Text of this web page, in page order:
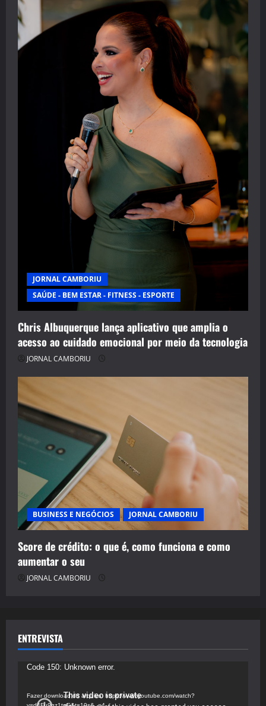
JORNAL CAMBORIU
SAÚDE - BEM ESTAR - FITNESS - ESPORTE
Chris Albuquerque lança aplicativo que amplia o
acesso ao cuidado emocional por meio da tecnologia
JORNAL CAMBORIU
BUSINESS E NEGÓCIOS JORNAL CAMBORIU
Score de crédito: o que é, como funciona e como
aumentar o seu
JORNAL CAMBORIU
ENTREVISTA
Tocador
vídeo
Code 150: Unknown error.
Fazer download do arquivo: https://www.youtube.com/watch?